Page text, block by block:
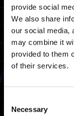
provide social
We also share
our social media,
may combine it
provided to them
of their services.
Selection
Necessary
아래 일시에
니다.
점검 중에는
24/06 2026
UTC
※종료 일시는